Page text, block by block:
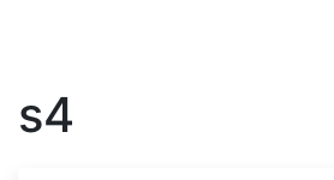
s4